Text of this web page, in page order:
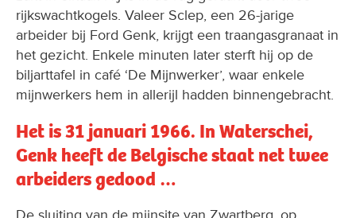
rijkswachtkogels. Valeer Sclep, een 26-jarige
arbeider bij Ford Genk, krijgt een traangasgranaat in
het gezicht. Enkele minuten later sterft hij op de
biljarttafel in café ‘De Mijnwerker’, waar enkele
mijnwerkers hem in allerijl hadden binnengebracht.
Het is 31 januari 1966. In Waterschei,
Genk heeft de Belgische staat net twee
arbeiders gedood …